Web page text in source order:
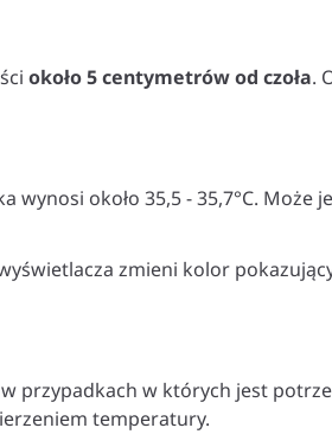
około 5 centymetrów od czoła.
wynosi około 35,5 - 35,7°C. Może
zmieni kolor
przypadkach w których jest
temperatury.